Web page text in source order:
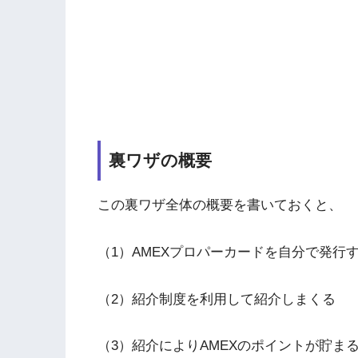
裏ワザの概要
この裏ワザ全体の概要を書いておくと、
（1）AMEXプロパーカードを自分で発行
（2）紹介制度を利用して紹介しまくる
（3）紹介によりAMEXのポイントが貯ま